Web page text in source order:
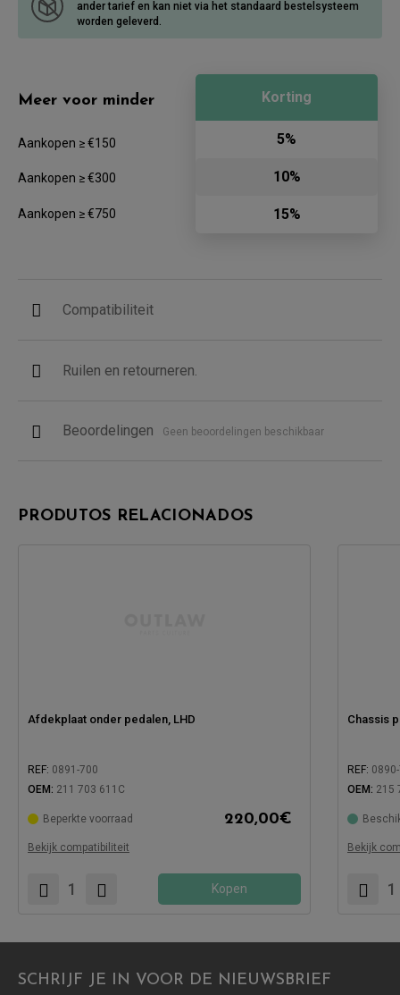
ander tarief en kan niet via het standaard bestelsysteem
worden geleverd.
Meer voor minder
Aankopen ≥ €150
Aankopen ≥ €300
Aankopen ≥ €750
Korting
5%
10%
15%
Compatibiliteit
Ruilen en retourneren.
Beoordelingen Geen beoordelingen beschikbaar
PRODUTOS RELACIONADOS
Afdekplaat onder pedalen, LHD
REF: 0891-700
OEM: 211 703 611C
Beperkte voorraad 220,00€
Bekijk compatibiliteit
Kopen
Chassis
REF:
OEM: 215
Bekijk
SCHRIJF JE IN VOOR DE NIEUWSBRIEF